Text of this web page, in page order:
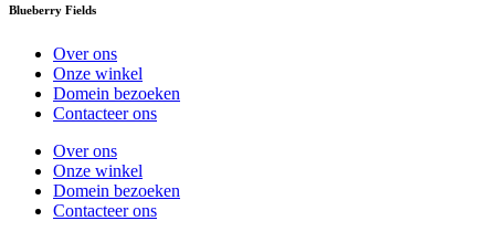
Blueberry Fields
Over ons
Onze winkel
Domein bezoeken
Contacteer ons
Over ons
Onze winkel
Domein bezoeken
Contacteer ons